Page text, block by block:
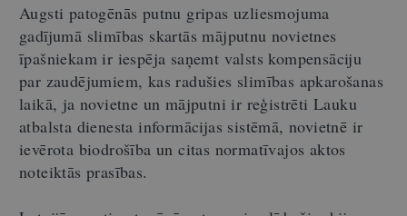
Augsti patogēnās putnu gripas uzliesmojuma
gadījumā slimības skartās mājputnu novietnes
īpašniekam ir iespēja saņemt valsts kompensāciju
par zaudējumiem, kas radušies slimības apkarošanas
laikā, ja novietne un mājputni ir reģistrēti Lauku
atbalsta dienesta informācijas sistēmā, novietnē ir
ievērota biodrošība un citas normatīvajos aktos
noteiktās prasības.